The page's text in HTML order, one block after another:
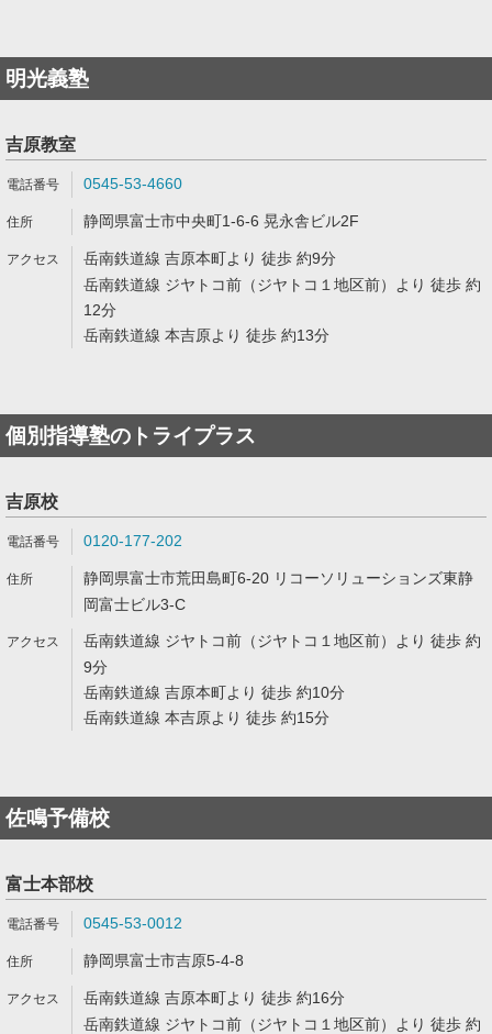
明光義塾
吉原教室
0545-53-4660
静岡県富士市中央町1-6-6 晃永舎ビル2F
岳南鉄道線 吉原本町より 徒歩 約9分
岳南鉄道線 ジヤトコ前（ジヤトコ１地区前）より 徒歩 約
12分
岳南鉄道線 本吉原より 徒歩 約13分
個別指導塾のトライプラス
吉原校
0120-177-202
静岡県富士市荒田島町6-20 リコーソリューションズ東静
岡富士ビル3-C
岳南鉄道線 ジヤトコ前（ジヤトコ１地区前）より 徒歩 約
9分
岳南鉄道線 吉原本町より 徒歩 約10分
岳南鉄道線 本吉原より 徒歩 約15分
佐鳴予備校
富士本部校
0545-53-0012
静岡県富士市吉原5-4-8
岳南鉄道線 吉原本町より 徒歩 約16分
岳南鉄道線 ジヤトコ前（ジヤトコ１地区前）より 徒歩 約